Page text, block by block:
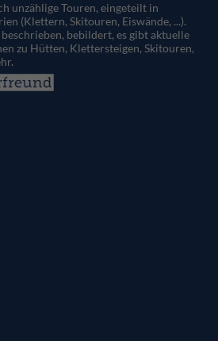
unzählige Touren, eingeteilt in
(Klettern, Skitouren, Eiswände, ...).
bebildert, es gibt aktuelle
zu Hütten, Klettersteigen, Skitouren,